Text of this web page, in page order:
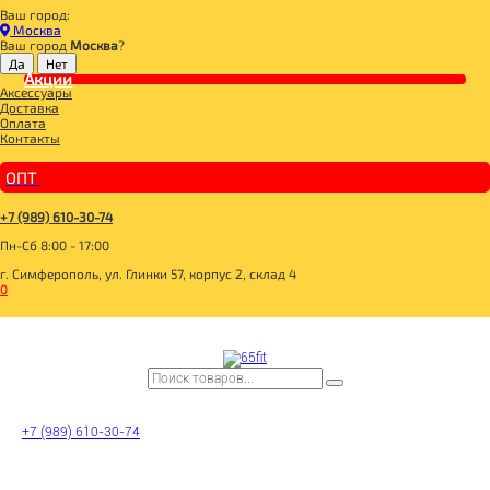
Ваш город:
Москва
Ваш город Москва?
Акции
Аксессуары
Доставка
Оплата
Контакты
ОПТ
+7 (989) 610-30-74
Пн-Сб 8:00 - 17:00
г. Симферополь, ул. Глинки 57, корпус 2, склад 4
0
+7 (989) 610-30-74
Главная
BOMBBAR, CHIKALAB, SNAQ FABRIQ
BOMBBAR Печенье протеиновое
BOMBBAR Печенье неглазированное с коллагеном "Шоколад" 60г